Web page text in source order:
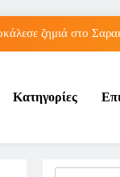
ζημιά στο
εκπτώσεων
ζημιά στο
Κατηγορίες